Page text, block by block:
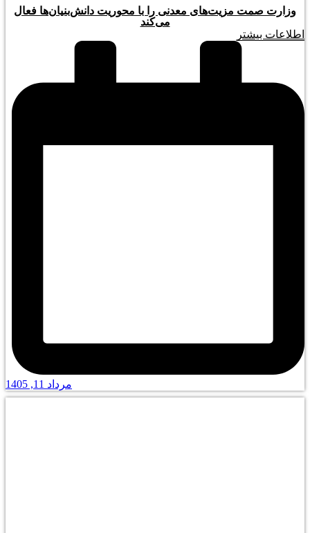
وزارت صمت مزیت‌های معدنی را با محوریت دانش‌بنیان‌ها فعال
می‌کند
اطلاعات بیشتر
مرداد 11, 1405